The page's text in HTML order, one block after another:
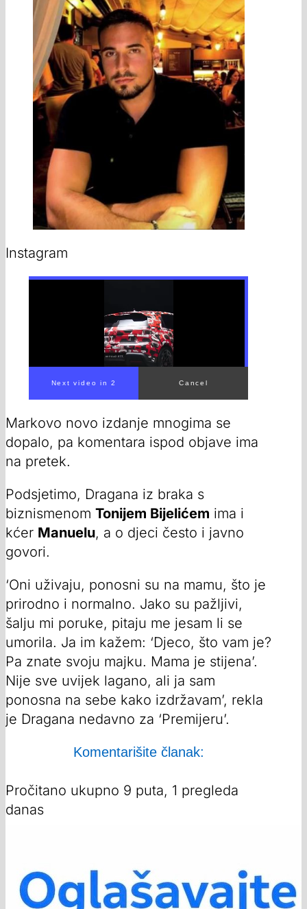
Instagram
Markovo novo izdanje mnogima se
dopalo, pa komentara ispod objave ima
na pretek.
Podsjetimo, Dragana iz braka s
biznismenom Tonijem Bijelićem ima i
kćer Manuelu, a o djeci često i javno
govori.
‘Oni uživaju, ponosni su na mamu, što je
prirodno i normalno. Jako su pažljivi,
šalju mi poruke, pitaju me jesam li se
umorila. Ja im kažem: ‘Djeco, što vam je?
Pa znate svoju majku. Mama je stijena’.
Nije sve uvijek lagano, ali ja sam
ponosna na sebe kako izdržavam’, rekla
je Dragana nedavno za ‘Premijeru’.
Komentarišite članak:
Pročitano ukupno 9 puta, 1 pregleda
danas